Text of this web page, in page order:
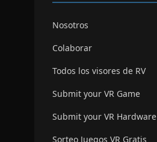
Nosotros
Colaborar
Todos los visores de RV
Submit your VR Game
Submit your VR Hardware
Sorteo Juegos VR Gratis